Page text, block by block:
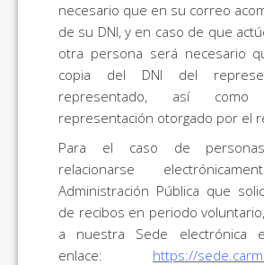
necesario que en su correo
de su DNI, y en caso de que
otra persona será necesario
copia del DNI del
representado, así
representación otorgado por el
Para el caso de
relacionarse
Administración Pública que
de recibos en periodo
a nuestra Sede electrónica
enlace: https://